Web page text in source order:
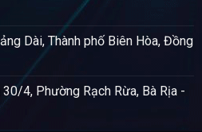
Dài, Thành phố Biên Hòa, Đồng
4, Phường Rạch Rừa, Bà Rịa -